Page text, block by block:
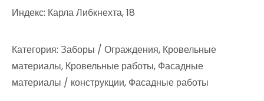
Индекс: Карла Либкнехта, 18
Категория: Заборы / Ограждения, Кровельные
материалы, Кровельные работы, Фасадные
материалы / конструкции, Фасадные работы